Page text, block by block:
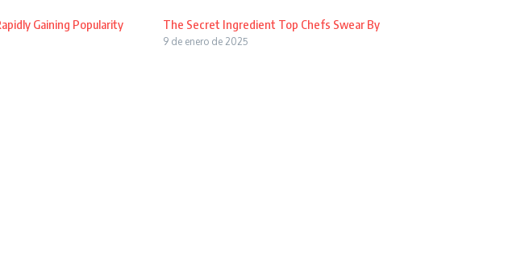
Gaining Popularity The Secret Ingredient Top Chefs Swear By
9 de enero de 2025